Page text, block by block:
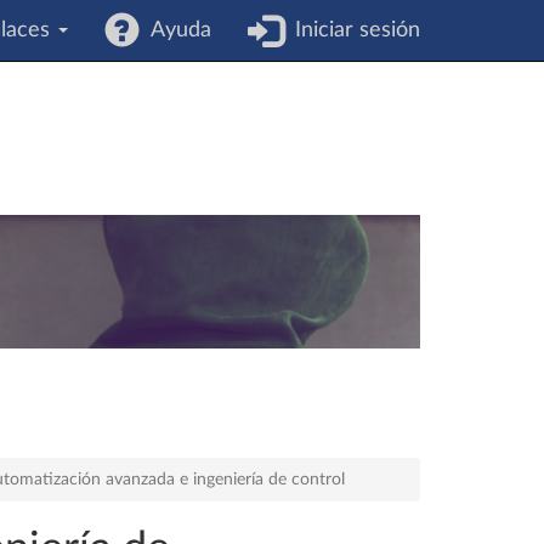
Ayuda Iniciar sesión
avanzada e ingeniería de control